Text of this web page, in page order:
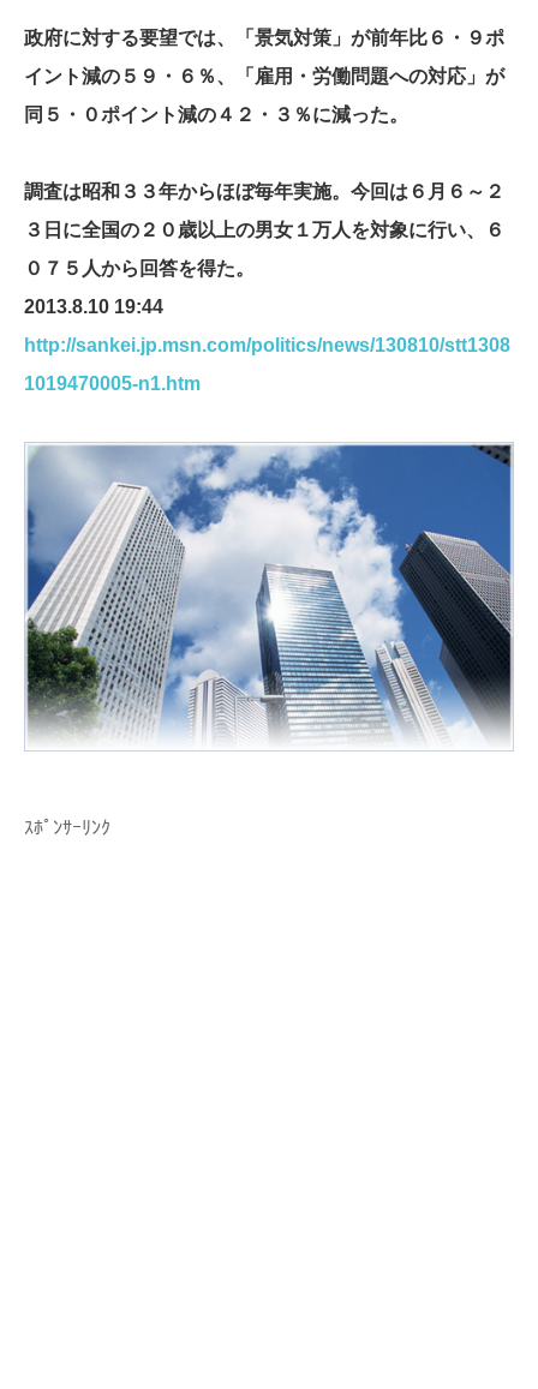
政府に対する要望では、「景気対策」が前年比６・９ポ
イント減の５９・６％、「雇用・労働問題への対応」が
同５・０ポイント減の４２・３％に減った。
調査は昭和３３年からほぼ毎年実施。今回は６月６～２
３日に全国の２０歳以上の男女１万人を対象に行い、６
０７５人から回答を得た。
2013.8.10 19:44
http://sankei.jp.msn.com/politics/news/130810/stt1308
1019470005-n1.htm
ｽﾎﾟﾝｻｰﾘﾝｸ